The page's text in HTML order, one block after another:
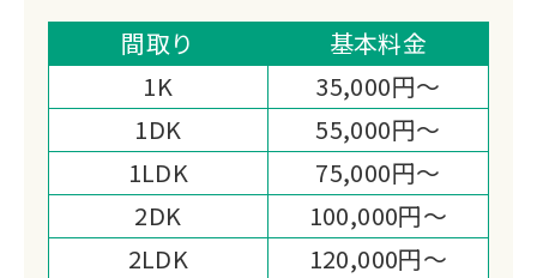
ご遺族様の心情に配慮し、安全かつ安心
してご依頼いただける体制を整えており
ます。
地域社会に根ざし、信頼されるパートナ
ーを目指します。
間取り
基本料金
1K
35,000円～
1DK
55,000円～
1LDK
75,000円～
2DK
100,000円～
2LDK
120,000円～